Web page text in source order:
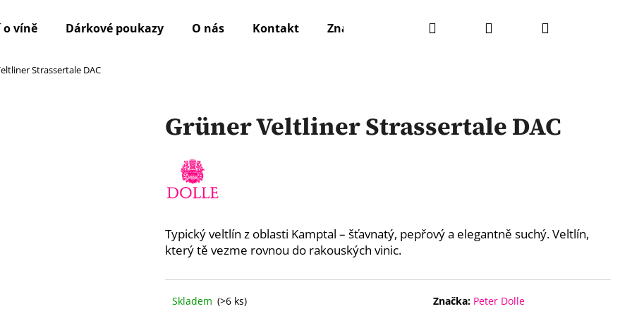
o víně Dárkové poukazy O nás Kontakt Značky Hledat PřihlášeníNákupní
Strassertale DAC
Grüner Veltliner Strassertale DAC
Typický veltlín z oblasti Kamptal – šťavnatý, pepřový a elegantně suchý. Veltlín,
který tě vezme rovnou do rakouských vinic.
Skladem (>6 ks) Značka: Peter Dolle
Co potřebujete najít?
HLEDAT